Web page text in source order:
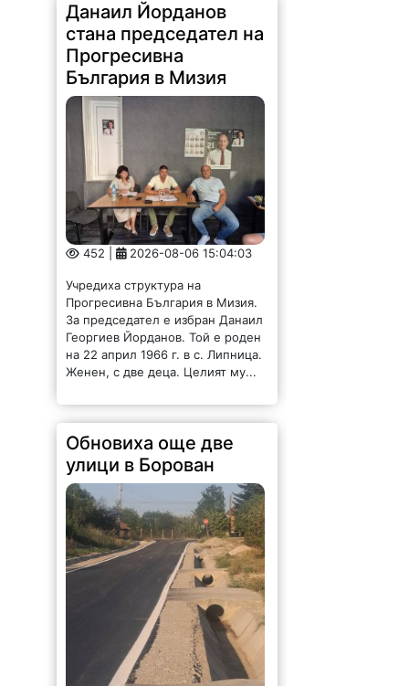
Данаил Йорданов
стана председател на
Прогресивна
България в Мизия
452 | 2026-08-06 15:04:03
Учредиха структура на
Прогресивна България в Мизия.
За председател е избран Данаил
Георгиев Йорданов. Той е роден
на 22 април 1966 г. в с. Липница.
Женен, с две деца. Целият му...
Обновиха още две
улици в Борован